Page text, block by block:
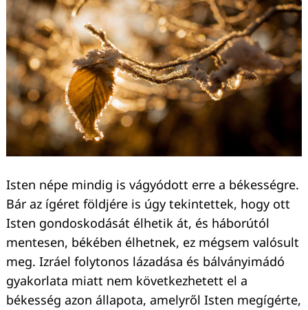
Isten népe mindig is vágyódott erre a békességre.
Bár az ígéret földjére is úgy tekintettek, hogy ott
Isten gondoskodását élhetik át, és háborútól
mentesen, békében élhetnek, ez mégsem valósult
meg. Izráel folytonos lázadása és bálványimádó
gyakorlata miatt nem következhetett el a
békesség azon állapota, amelyről Isten megígérte,